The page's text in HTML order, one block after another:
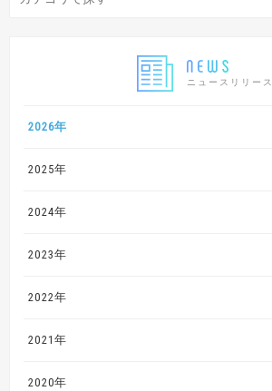
ニュースリリース
2026年
2025年
2024年
2023年
2022年
2021年
2020年